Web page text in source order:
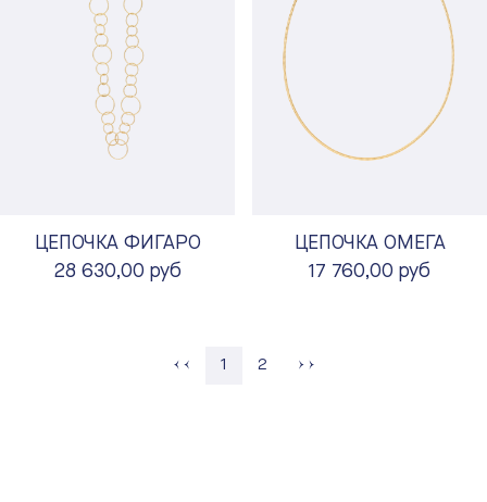
ЦЕПОЧКА ФИГАРО
28 630,00 руб
ЦЕПОЧКА ОМЕГА
17 760,00 руб
1 Страница
2